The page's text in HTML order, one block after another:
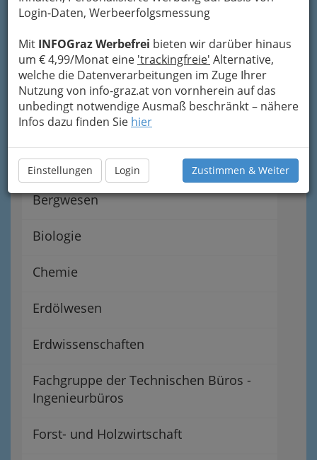
Login-Daten, Werbeerfolgsmessung
Mit INFOGraz Werbefrei bieten wir darüber hinaus
um € 4,99/Monat eine 'trackingfreie' Alternative,
welche die Datenverarbeitungen im Zuge Ihrer
Nutzung von info-graz.at von vornherein auf das
unbedingt notwendige Ausmaß beschränkt – nähere
Infos dazu finden Sie hier
Einstellungen Login Zustimmen & Weiter
Installationstechnik in Graz
und Graz Umgebung
Bauphysiker und Bauphysikerin
Bautechnik
Bergwesen
Biologie
Chemie
Erdölwesen
Erdwissenschaften
Fachgruppe der Technischen Büros -
Ingenieurbüros
Forst- und Holzwirtschaft